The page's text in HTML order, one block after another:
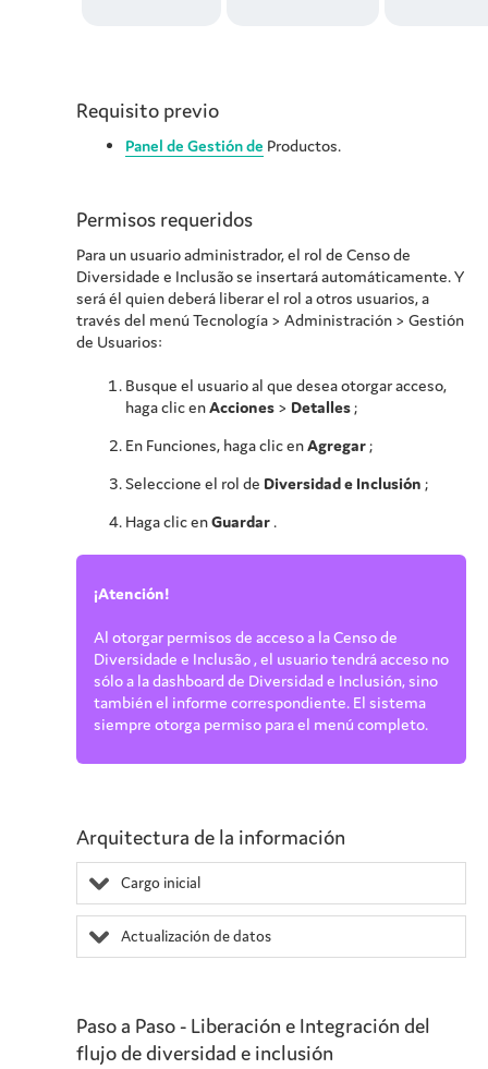
Requisito previo
Panel de Gestión de Productos.
Permisos requeridos
Para un usuario administrador, el rol de Censo de
Diversidade e Inclusãose insertará automáticamente. Y
será él quien deberá liberar el rol a otros usuarios, a
través del menú Tecnología > Administración > Gestión
de Usuarios:
Busque el usuario al que desea otorgar acceso,
haga clic enAcciones > Detalles;
En Funciones, haga clic enAgregar;
Seleccione el rol de Diversidad e Inclusión ;
Haga clic enGuardar.
¡Atención!
Al otorgar permisos de acceso a laCenso de
Diversidade e Inclusão, el usuario tendrá acceso no
sólo a ladashboard de Diversidad e Inclusión, sino
también el informe correspondiente. El sistema
siempre otorga permiso para el menú completo.
Arquitectura de la información
Cargo inicial
Actualización de datos
Paso a Paso - Liberación e Integración del
flujo de diversidad e inclusión